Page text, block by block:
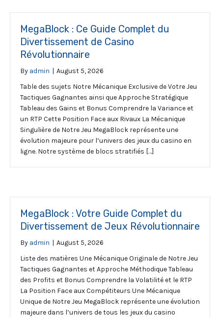
MegaBlock : Ce Guide Complet du
Divertissement de Casino
Révolutionnaire
By admin | August 5, 2026
Table des sujets Notre Mécanique Exclusive de Votre Jeu
Tactiques Gagnantes ainsi que Approche Stratégique
Tableau des Gains et Bonus Comprendre la Variance et
un RTP Cette Position Face aux Rivaux La Mécanique
Singulière de Notre Jeu MegaBlock représente une
évolution majeure pour l’univers des jeux du casino en
ligne. Notre système de blocs stratifiés […]
MegaBlock : Votre Guide Complet du
Divertissement de Jeux Révolutionnaire
By admin | August 5, 2026
Liste des matières Une Mécanique Originale de Notre Jeu
Tactiques Gagnantes et Approche Méthodique Tableau
des Profits et Bonus Comprendre la Volatilité et le RTP
La Position Face aux Compétiteurs Une Mécanique
Unique de Notre Jeu MegaBlock représente une évolution
majeure dans l’univers de tous les jeux du casino